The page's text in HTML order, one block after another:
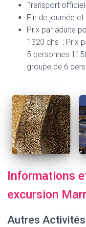
Transport
Fin de journée et
Prix par adulte
1320 dhs ; Prix
5 personnes
groupe de 6
Informations
excursion
Autres